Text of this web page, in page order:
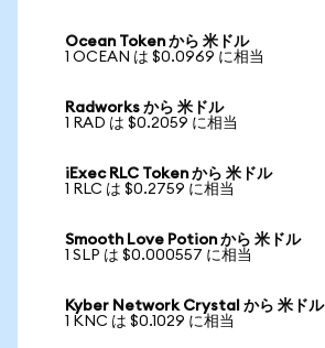
Ocean Token から 米ドル
1 OCEAN は $0.0969 に相当
Radworks から 米ドル
1 RAD は $0.2059 に相当
iExec RLC Token から 米ドル
1 RLC は $0.2759 に相当
Smooth Love Potion から 米ドル
1 SLP は $0.000557 に相当
Kyber Network Crystal から 米ドル
1 KNC は $0.1029 に相当